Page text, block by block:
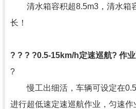
清水箱容积超8.5m3，清水箱
长！
? ? ? ?0.5-15km/h定速巡航? 作
?
慢工出细活，车辆可设定在
进行超低速定速巡航作业，匀速